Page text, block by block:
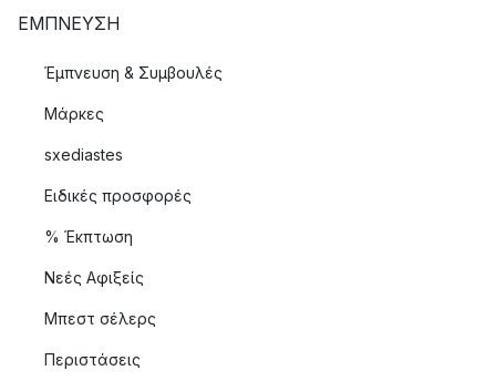
ΈΜΠΝΕΥΣΗ
Έμπνευση & Συμβουλές
Μάρκες
sxediastes
Ειδικές προσφορές
% Έκπτωση
Νεές Αφιξείς
Μπεστ σέλερς
Περιστάσεις